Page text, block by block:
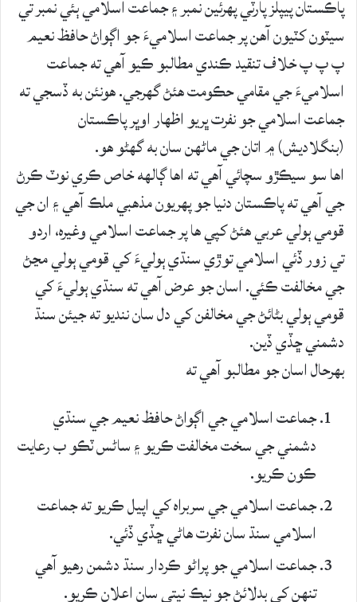
پاڪستان پيپلز پارٽي پهرئين نمبر ۽ جماعت اسلامي ٻئي نمبر تي
سيٽون کٽيون آھن پر جماعت اسلاميءَ جو اڳواڻ حافظ نعيم
پ پ پ خلاف تنقيد ڪندي مطالبو ڪيو آھي ته جماعت
اسلاميءَ جي مقامي حڪومت هئڻ گهرجي. هونئن به ڏسجي ته
جماعت اسلامي جو نفرت ڀريو اظهار اوڀر پاڪستان
(بنگلاديش) ۾ اتان جي ماڻهن سان به گهڻو هو.
اها سو سيڪڙو سچائي آھي ته اها ڳالهه خاص ڪري نوٽ ڪرڻ
جي آھي ته پاڪستان دنيا جو پهريون مذهبي ملڪ آهي ۽ ان جي
قومي ٻولي عربي هئڻ کپي ها پر جماعت اسلامي وغيره، اردو
تي زور ڏئي اسلامي توڙي سنڌي ٻوليءَ کي قومي ٻولي مڃڻ
جي مخالفت ڪئي. اسان جو عرض آھي ته سنڌي ٻوليءَ کي
قومي ٻولي بڻائڻ جي مخالفن کي دل سان ننديو ته جيئن سنڌ
دشمني ڇڏي ڏين.
بهرحال اسان جو مطالبو آھي ته
جماعت اسلامي جي اڳواڻ حافظ نعيم جي سنڌي
دشمني جي سخت مخالفت ڪريو ۽ ساڻس ٽڪو ب رعايت
ڪون ڪريو.
جماعت اسلامي جي سربراه کي اپيل ڪريو ته جماعت
اسلامي سنڌ سان نفرت هاڻي ڇڏي ڏئي.
جماعت اسلامي جو پراڻو ڪردار سنڌ دشمن رهيو آھي
تنهن کي بدلائڻ جو نيڪ نيتي سان اعلان ڪريو.